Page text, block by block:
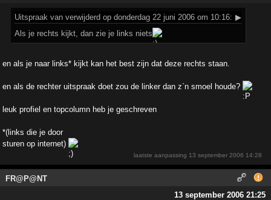
Uitspraak van verwijderd op donderdag 22 juni 2006 om 10:16: ▶
Als je rechts kijkt, dan zie je links niets
en als je naar links* kijkt kan het best zijn dat deze rechts staan.
en als de rechter uitspraak doet zou de linker dan z`n smoel houde?
leuk profiel en topcolumn heb je geschreven
*(links die je door
sturen op internet)
laatste aanpassing 13 september 2006 14:28
FR@P@NT
13 september 2006 21:25